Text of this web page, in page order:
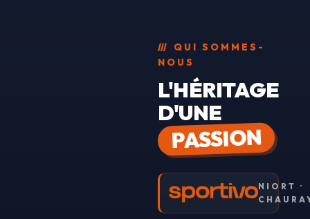
///
QUI SOMMES-
NOUS
L'HÉRITAGE
D'UNE
PASSION
NIORT ·